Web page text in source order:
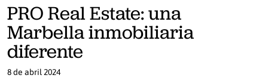
PRO Real Estate: una
Marbella inmobiliaria
diferente
8 de abril 2024